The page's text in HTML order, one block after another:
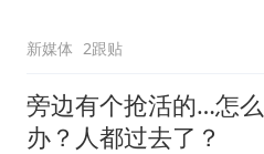
新媒体 2跟贴
旁边有个抢活的…怎么
办？人都过去了？